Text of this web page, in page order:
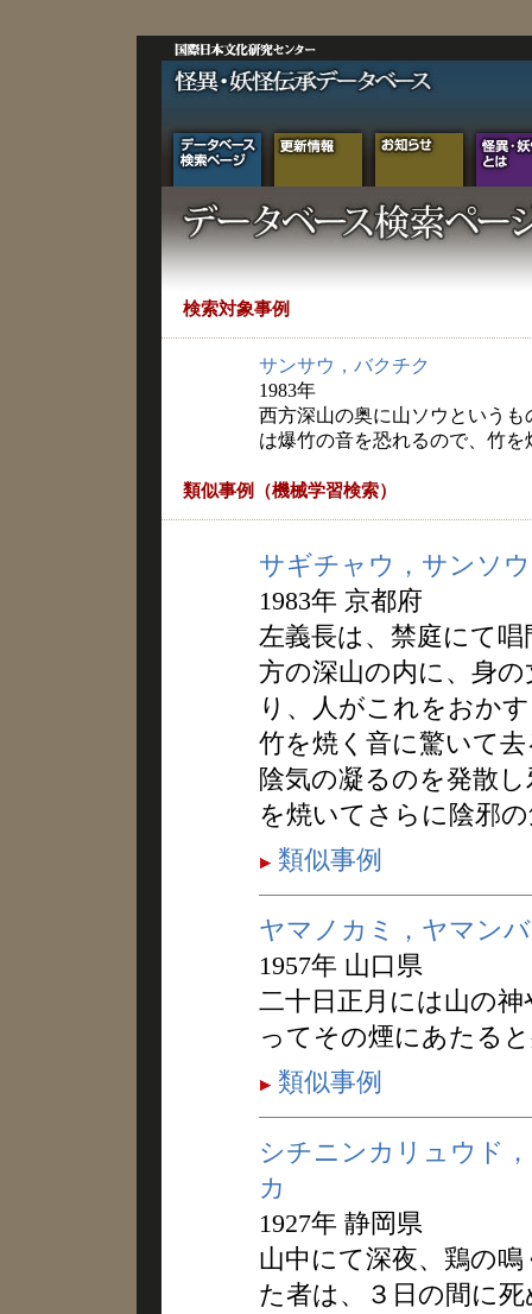
検索対象事例
サンサウ，バクチク
1983年
西方深山の奥に山ソウという
は爆竹の音を恐れるので、竹
類似事例（機械学習検索）
サギチャウ，サンソウ
1983年 京都府
左義長は、禁庭にて
方の深山の内に、身
り、人がこれをおか
竹を焼く音に驚いて
陰気の凝るのを発散
を焼いてさらに陰邪
類似事例
ヤマノカミ，ヤマンバ
1957年 山口県
二十日正月には山の
ってその煙にあたる
類似事例
シチニンカリュウド
カ
1927年 静岡県
山中にて深夜、鶏の
た者は、３日の間に